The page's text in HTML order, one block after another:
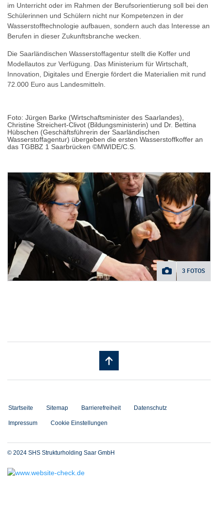
im Unterricht oder im Rahmen der Berufsorientierung soll bei den
Schülerinnen und Schülern nicht nur Kompetenzen in der
Wasserstofftechnologie aufbauen, sondern auch das Interesse an
Berufen in dieser Zukunftsbranche wecken.
Die Saarländischen Wasserstoffagentur stellt die Koffer und
Modellautos zur Verfügung. Das Ministerium für Wirtschaft,
Innovation, Digitales und Energie fördert die Materialien mit rund
72.000 Euro aus Landesmitteln.
Foto: Jürgen Barke (Wirtschaftsminister des Saarlandes),
Christine Streichert-Clivot (Bildungsministerin) und Dr. Bettina
Hübschen (Geschäftsführerin der Saarländischen
Wasserstoffagentur) übergeben die ersten Wasserstoffkoffer an
das TGBBZ 1 Saarbrücken ©MWIDE/C.S.
3 FOTOS
Startseite Sitemap Barrierefreiheit Datenschutz
Impressum Cookie Einstellungen
© 2024 SHS Strukturholding Saar GmbH